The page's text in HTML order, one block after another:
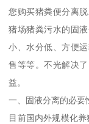
您购买猪粪便分离
猪场猪粪污水的固
小、水分低、方便
售等等。不光解决
益。
一、固液分离的必要
目前国内外规模化